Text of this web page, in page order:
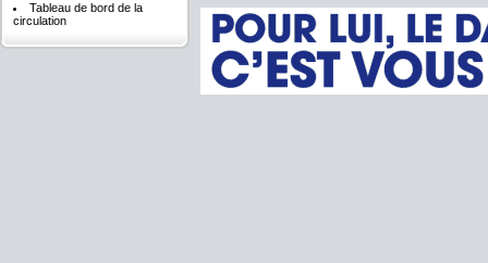
Tableau de bord de la
circulation